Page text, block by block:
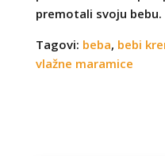
premotali svoju bebu.
Tagovi: beba, bebi
vlažne maramice